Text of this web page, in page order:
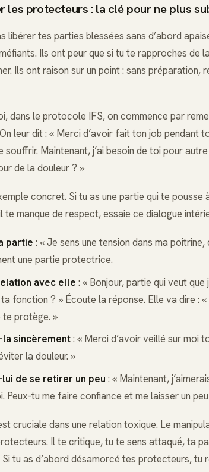
les protecteurs : la clé pour ne plus
libérer tes parties blessées sans d’abord
Ils ont peur que si tu te rapproches de
Ils ont raison sur un point : sans
dans le protocole IFS, on commence par
leur dit : « Merci d’avoir fait ton job pendant
souffrir. Maintenant, j’ai besoin de toi pour
de la douleur ? »
concret. Si tu as une partie qui te
te manque de respect, essaie ce dialogue
partie : « Je sens une tension dans ma
une partie protectrice.
avec elle : « Bonjour, partie qui veut
fonction ? » Écoute la réponse. Elle va dire :
te protège. »
la sincèrement: « Merci d’avoir veillé sur moi
la douleur. »
lui de se retirer un peu : « Maintenant,
Peux-tu me faire confiance et me laisser un peu
cruciale dans une relation toxique. Le
Il te critique, tu te sens attaqué, ta
tu as d’abord désamorcé tes protecteurs, tu